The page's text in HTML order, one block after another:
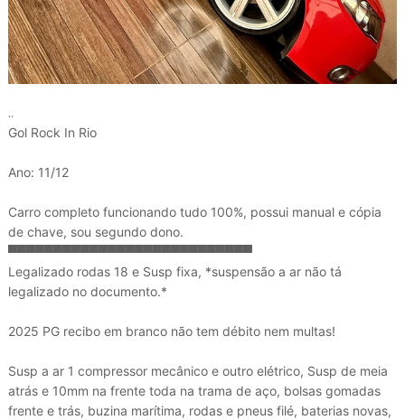
..
Gol Rock In Rio
Ano: 11/12
Carro completo funcionando tudo 100%, possui manual e cópia
de chave, sou segundo dono.
▀▀▀▀▀▀▀▀▀▀▀▀▀▀▀▀▀▀▀▀▀▀▀▀▀▀▀
Legalizado rodas 18 e Susp fixa, *suspensão a ar não tá
legalizado no documento.*
2025 PG recibo em branco não tem débito nem multas!
Susp a ar 1 compressor mecânico e outro elétrico, Susp de meia
atrás e 10mm na frente toda na trama de aço, bolsas gomadas
frente e trás, buzina marítima, rodas e pneus filé, baterias novas,